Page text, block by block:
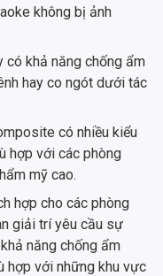
không bị ảnh
có khả năng chống ẩm
hay co ngót dưới tác
có nhiều kiểu
hợp với các phòng
mỹ cao.
hợp cho các phòng
giải trí yêu cầu sự
năng chống ẩm
hợp với những khu vực